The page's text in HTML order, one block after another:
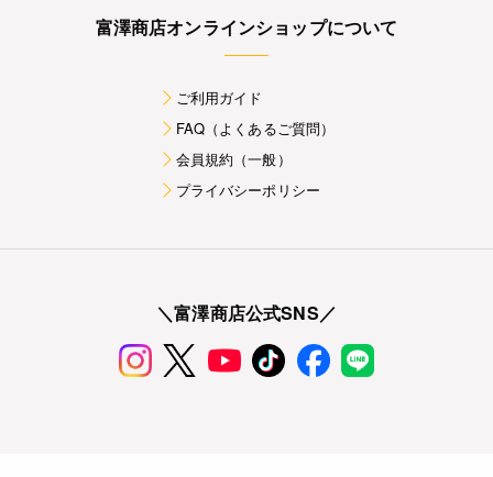
富澤商店オンラインショップについて
ご利用ガイド
FAQ（よくあるご質問）
会員規約（一般）
プライバシーポリシー
＼富澤商店公式SNS／